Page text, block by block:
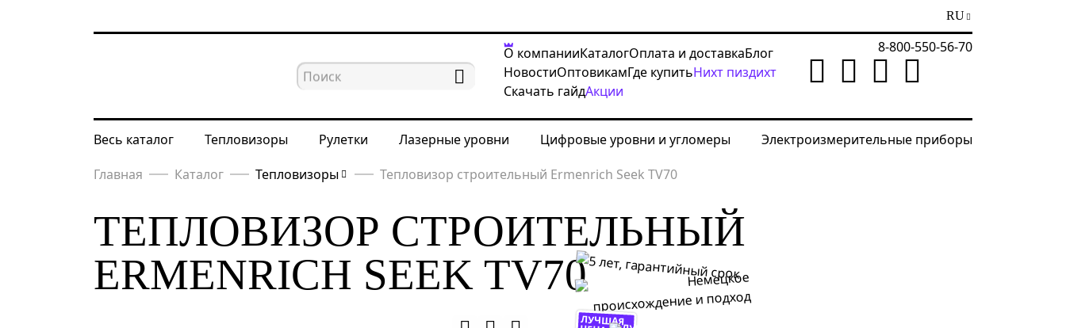
RU
О компанииКаталогОплата и доставкаБлог
НовостиОптовикамГде купитьНихт пиздихт
Скачать гайдАкции
8-800-550-56-70
Весь каталог Тепловизоры Рулетки Лазерные уровни Цифровые уровни и угломеры
Электроизмерительные приборы
Главная
Каталог Тепловизоры Тепловизор строительный Ermenrich Seek TV70
ТЕПЛОВИЗОР СТРОИТЕЛЬНЫЙ
ERMENRICH SEEK TV70
ЛУЧШАЯ